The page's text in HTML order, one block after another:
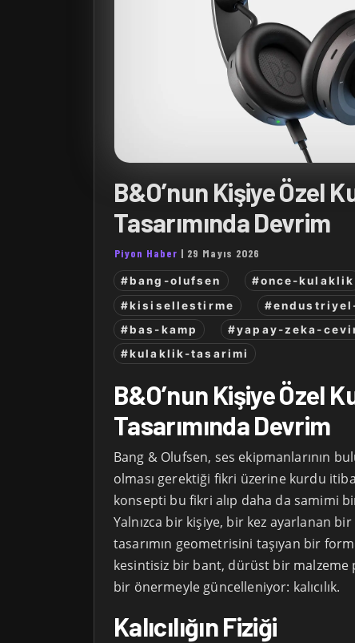
B&O’nun Kişiye Özel
Tasarımında Devrim
Piyon Haber | 29 Mayıs 2026
#bang-olufsen
#once-kulaklik
#kisisellestirme
#bas-kamp
#yapay-zeka-
#kulaklik-tasarimi
B&O’nun Kişiye Özel
Tasarımında Devrim
Bang & Olufsen, ses ekipmanlarının
olması gerektiği fikri üzerine kurdu
konsepti bu fikri alıp daha da samimi
Yalnızca bir kişiye, bir kez ayarlanan
tasarımın geometrisini taşıyan bir
kesintisiz bir bant, dürüst bir malzeme
bir önermeyle güncelleniyor: kalıcılık.
Kalıcılığın Fiziği